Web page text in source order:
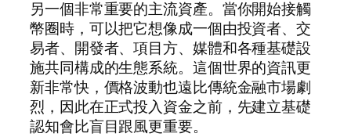
另一個非常重要的主流資產。當你開始接觸
幣圈時，可以把它想像成一個由投資者、交
易者、開發者、項目方、媒體和各種基礎設
施共同構成的生態系統。這個世界的資訊更
新非常快，價格波動也遠比傳統金融市場劇
烈，因此在正式投入資金之前，先建立基礎
認知會比盲目跟風更重要。